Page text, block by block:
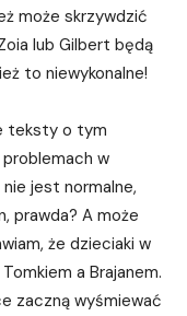
może skrzywdzić
lub Gilbert będą
to niewykonalne!
teksty o tym
problemach w
jest normalne,
prawda? A może
że dzieciaki w
a Brajanem.
zaczną wyśmiewać